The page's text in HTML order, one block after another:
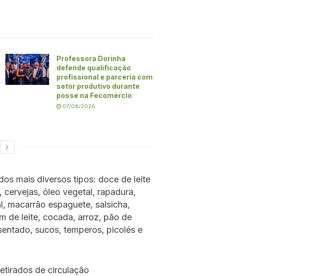
Professora Dorinha
defende qualificação
profissional e parceria com
setor produtivo durante
posse na Fecomércio
07/08/2026
mais diversos tipos: doce de leite
óleo vegetal, rapadura,
macarrão espaguete, salsicha,
de leite, cocada, arroz, pão de
sucos, temperos, picolés e
de circulação